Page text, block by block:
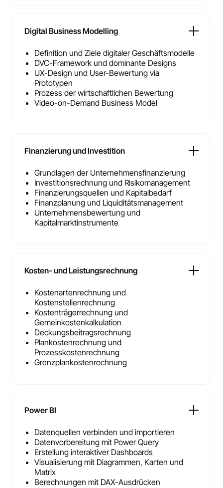
Digital Business Modelling
Definition und Ziele digitaler Geschäftsmodelle
DVC-Framework und dominante Designs
UX-Design und User-Bewertung via
Prototypen
Prozess der wirtschaftlichen Bewertung
Video-on-Demand Business Model
Finanzierung und Investition
Grundlagen der Unternehmensfinanzierung
Investitionsrechnung und Risikomanagement
Finanzierungsquellen und Kapitalbedarf
Finanzplanung und Liquiditätsmanagement
Unternehmensbewertung und
Kapitalmarktinstrumente
Kosten- und Leistungsrechnung
Kostenartenrechnung und
Kostenstellenrechnung
Kostenträgerrechnung und
Gemeinkostenkalkulation
Deckungsbeitragsrechnung
Plankostenrechnung und
Prozesskostenrechnung
Grenzplankostenrechnung
Power BI
Datenquellen verbinden und importieren
Datenvorbereitung mit Power Query
Erstellung interaktiver Dashboards
Visualisierung mit Diagrammen, Karten und
Matrix
Berechnungen mit DAX-Ausdrücken